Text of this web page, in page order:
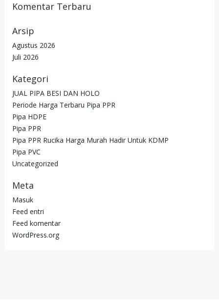
Komentar Terbaru
Arsip
Agustus 2026
Juli 2026
Kategori
JUAL PIPA BESI DAN HOLO
Periode Harga Terbaru Pipa PPR
Pipa HDPE
Pipa PPR
Pipa PPR Rucika Harga Murah Hadir Untuk KDMP
Pipa PVC
Uncategorized
Meta
Masuk
Feed entri
Feed komentar
WordPress.org